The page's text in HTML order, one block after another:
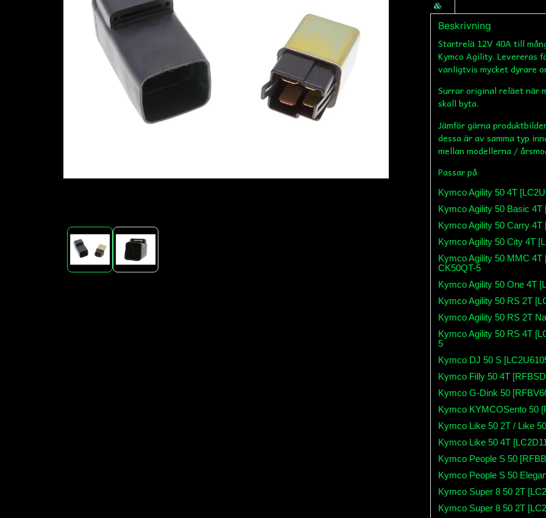
Beskrivning
Startrelä 12V 40A till
Kymco Agility. Levereras
vanligtvis mycket dyrare
Surrar original reläet när
skall byta.
Jämför gärna
dessa är av samma typ
mellan modellerna /
Passar på
Kymco Agility 50 4T
Kymco Agility 50 Basic
Kymco Agility 50 Carry
Kymco Agility 50 City 4T
Kymco Agility 50 MMC 4T
CK50QT-5
Kymco Agility 50 One 4T
Kymco Agility 50 RS 2T
Kymco Agility 50 RS 2T
Kymco Agility 50 RS 4T
5
Kymco DJ 50 S
Kymco Filly 50 4T
Kymco G-Dink 50
Kymco KYMCOSento 50
Kymco Like 50 2T / Like
Kymco Like 50 4T
Kymco People S 50
Kymco People S 50
Kymco Super 8 50 2T
Kymco Super 8 50 2T